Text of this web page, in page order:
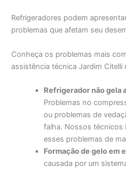
Refrigeradores podem
problemas que afetam seu
Conheça os problemas mais
assistência técnica Jardim Citelli
Refrigerador não gela
Problemas no
ou problemas de
falha. Nossos técnicos
esses problemas de
Formação de gelo em
causada por um